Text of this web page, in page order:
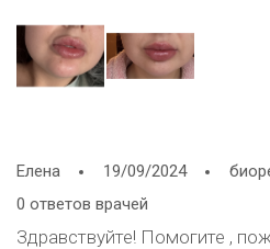
Елена 19/09/2024
0 ответов врачей
Здравствуйте! Помогите ,